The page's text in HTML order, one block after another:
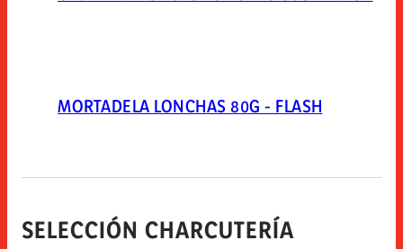
MORTADELA LONCHAS 80G - FLASH
SELECCIÓN CHARCUTERÍA